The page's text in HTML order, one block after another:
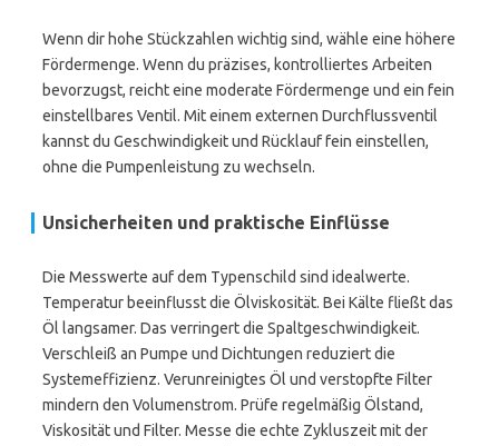
Wenn dir hohe Stückzahlen wichtig sind, wähle eine höhere
Fördermenge. Wenn du präzises, kontrolliertes Arbeiten
bevorzugst, reicht eine moderate Fördermenge und ein fein
einstellbares Ventil. Mit einem externen Durchflussventil
kannst du Geschwindigkeit und Rücklauf fein einstellen,
ohne die Pumpenleistung zu wechseln.
Unsicherheiten und praktische Einflüsse
Die Messwerte auf dem Typenschild sind idealwerte.
Temperatur beeinflusst die Ölviskosität. Bei Kälte fließt das
Öl langsamer. Das verringert die Spaltgeschwindigkeit.
Verschleiß an Pumpe und Dichtungen reduziert die
Systemeffizienz. Verunreinigtes Öl und verstopfte Filter
mindern den Volumenstrom. Prüfe regelmäßig Ölstand,
Viskosität und Filter. Messe die echte Zykluszeit mit der